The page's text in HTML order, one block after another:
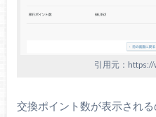
引用元：
交換ポイント数が表示され